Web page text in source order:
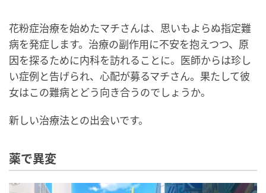
花粉症治療を始めたマチさんは、思いもよらぬ指定難
病を発症します。治療の副作用に不安を抱えつつ、原
因を探るために内科を訪れることに。医師からは珍し
い症例と告げられ、心配が募るマチさん。果たして彼
女はこの難病とどう向き合うのでしょうか。
新しい治療法との出会いです。
薬で異変